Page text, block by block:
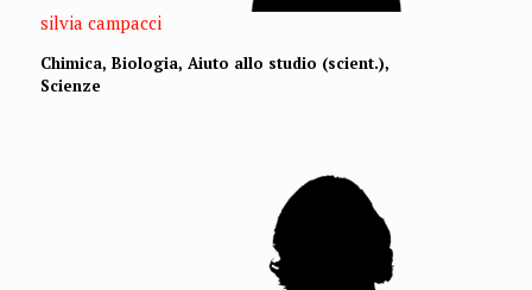
silvia campacci
Chimica, Biologia, Aiuto allo studio (scient.),
Scienze